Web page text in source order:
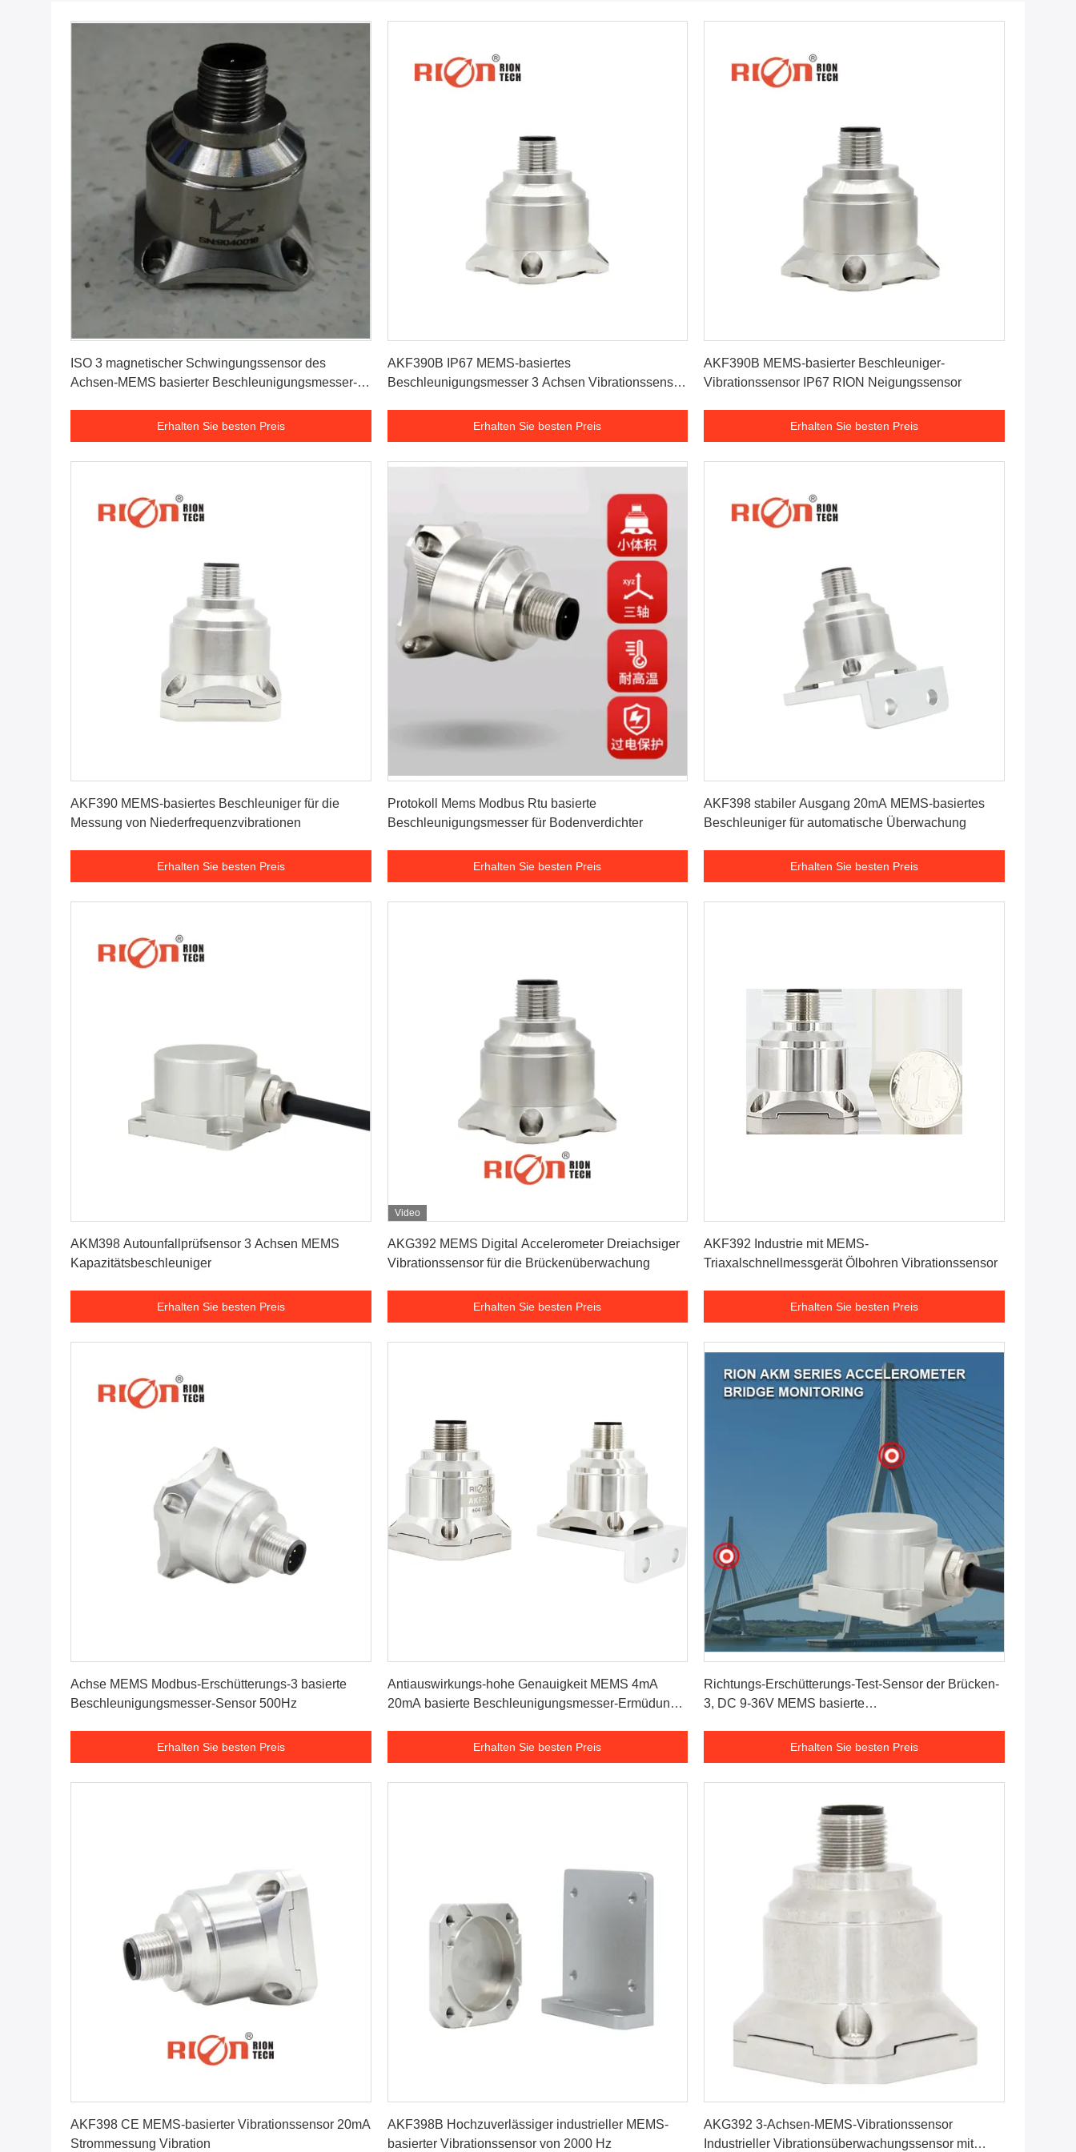
ISO 3 magnetischer Schwingungssensor des
Achsen-MEMS basierter Beschleunigungsmesser-
Erhalten Sie besten Preis
AKF390B IP67 MEMS-basiertes
Beschleunigungsmesser 3 Achsen Vibrationssensor
Erhalten Sie besten Preis
AKF390B MEMS-basierter Beschleuniger-
Vibrationssensor IP67 RION Neigungssensor
Erhalten Sie besten Preis
AKF390 MEMS-basiertes Beschleuniger für die
Messung von Niederfrequenzvibrationen
Erhalten Sie besten Preis
Protokoll Mems Modbus Rtu basierte
Beschleunigungsmesser für Bodenverdichter
Erhalten Sie besten Preis
AKF398 stabiler Ausgang 20mA MEMS-basiertes
Beschleuniger für automatische Überwachung
Erhalten Sie besten Preis
AKM398 Autounfallprüfsensor 3 Achsen MEMS
Kapazitätsbeschleuniger
Erhalten Sie besten Preis
Video
AKG392 MEMS Digital Accelerometer Dreiachsiger
Vibrationssensor für die Brückenüberwachung
Erhalten Sie besten Preis
AKF392 Industrie mit MEMS-
Triaxalschnellmessgerät Ölbohren Vibrationssensor
Erhalten Sie besten Preis
Achse MEMS Modbus-Erschütterungs-3 basierte
Beschleunigungsmesser-Sensor 500Hz
Erhalten Sie besten Preis
Antiauswirkungs-hohe Genauigkeit MEMS 4mA
20mA basierte Beschleunigungsmesser-Ermüdungs-
Erhalten Sie besten Preis
Richtungs-Erschütterungs-Test-Sensor der Brücken-
3, DC 9-36V MEMS basierte
Erhalten Sie besten Preis
AKF398 CE MEMS-basierter Vibrationssensor 20mA
Strommessung Vibration
AKF398B Hochzuverlässiger industrieller MEMS-
basierter Vibrationssensor von 2000 Hz
AKG392 3-Achsen-MEMS-Vibrationssensor
Industrieller Vibrationsüberwachungssensor mit